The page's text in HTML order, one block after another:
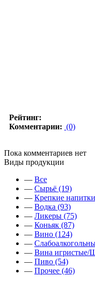
Рейтинг:
Комментарии: (0)
Пока комментариев нет
Виды продукции
— Все
— Сырьё (19)
— Крепкие
— Водка (93)
— Ликеры (75)
— Коньяк (87)
— Вино (124)
—
— Вина игристые/
— Пиво (54)
— Прочее (46)